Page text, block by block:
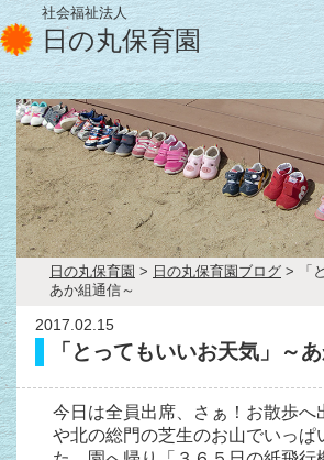
社会福祉法人
日の丸保育園
日の丸保育園 > 日の丸保育園ブログ >
「
あか組通信～
2017.02.15
「とってもいいお天気」～
今日は全員出席、さぁ！お散歩へ
や北の総門の芝生のお山でいっぱ